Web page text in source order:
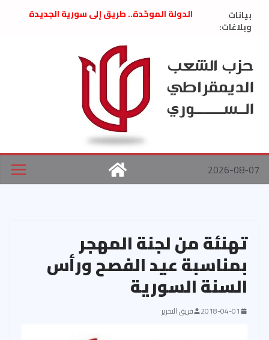
بيانات
وبلاغات:
الدولة الموحّدة.. طريق إلى سورية الجديدة
العام السابق لحزب الاتحاد الاشتراكي العربي
الديمقراطي
بلاغ صادر عن اجتماع اللجنة المركزية نيسان
2026
الحرب الأمريكية الإسرائيلية على نظام الملالي
في إيران .. بيان من حزب الشعب الديمقراطي
السوري
2026-08-07
تهنئة من لجنة المهجر
بمناسبة عيد الفصح ورأس
السنة السورية
2018-04-01 فريق التحرير